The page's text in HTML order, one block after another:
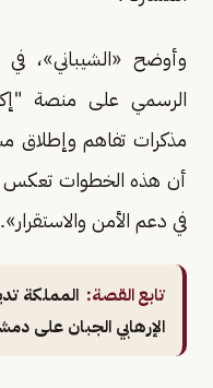
وأوضح «الشيباني»، في
الرسمي على منصة
مذكرات تفاهم وإطلاق
أن هذه الخطوات تعكس
في دعم الأمن والاستقرار».
تابع القصة: المملكة
الإرهابي الجبان على